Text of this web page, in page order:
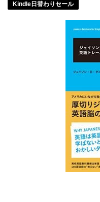
Kindle日替わりセール